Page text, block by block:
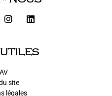
site
légales